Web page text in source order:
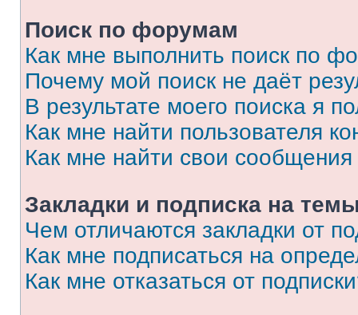
Поиск по форумам
Как мне выполнить поиск по
Почему мой поиск не даёт
В результате моего поиска я
Как мне найти пользователя
Как мне найти свои
Закладки и подписка на
Чем отличаются закладки от
Как мне подписаться на
Как мне отказаться от